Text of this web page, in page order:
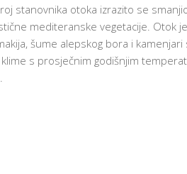
stanovnika otoka izrazito se
mediteranske vegetacije. Otok
šume alepskog bora i
s prosječnim godišnjim